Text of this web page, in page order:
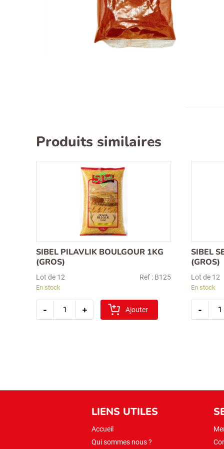
Produits similaires
SIBEL PILAVLIK BOULGOUR 1KG
(GROS)
Lot de 12 Ref : B125
En stock
-
quantité
+ Ajouter
SIBEL
(GROS)
Lot de 12
En stock
-
LIENS UTILES
Accueil
Qui sommes nous ?
pour :